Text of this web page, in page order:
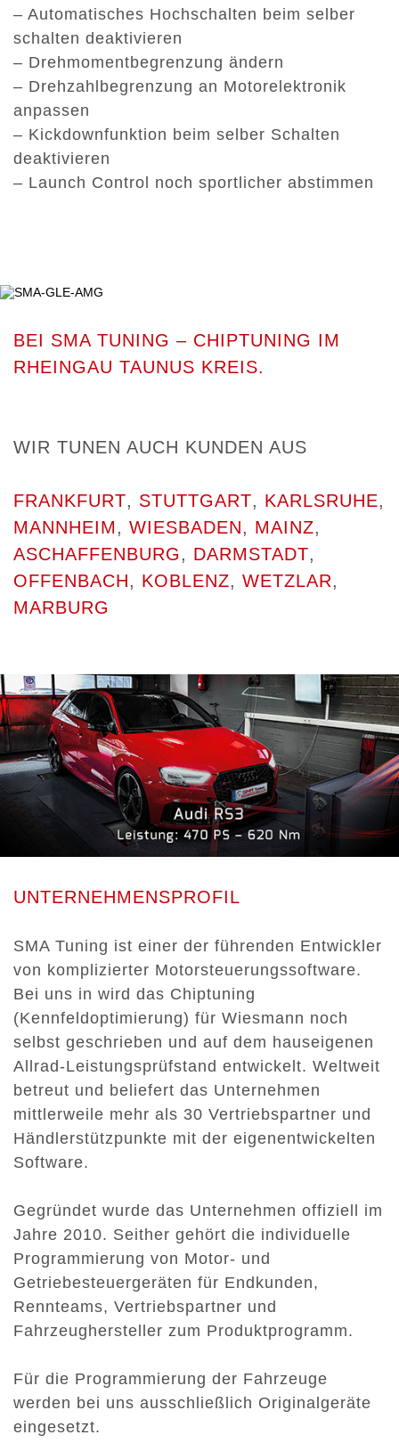
– Automatisches Hochschalten beim selber
schalten deaktivieren
– Drehmomentbegrenzung ändern
– Drehzahlbegrenzung an Motorelektronik
anpassen
– Kickdownfunktion beim selber Schalten
deaktivieren
– Launch Control noch sportlicher abstimmen
BEI SMA TUNING – CHIPTUNING IM
RHEINGAU TAUNUS KREIS.
WIR TUNEN AUCH KUNDEN AUS
FRANKFURT, STUTTGART, KARLSRUHE,
MANNHEIM, WIESBADEN, MAINZ,
ASCHAFFENBURG, DARMSTADT,
OFFENBACH, KOBLENZ, WETZLAR,
MARBURG
UNTERNEHMENSPROFIL
SMA Tuning ist einer der führenden Entwickler
von komplizierter Motorsteuerungssoftware.
Bei uns in wird das Chiptuning
(Kennfeldoptimierung) für Wiesmann noch
selbst geschrieben und auf dem hauseigenen
Allrad-Leistungsprüfstand entwickelt. Weltweit
betreut und beliefert das Unternehmen
mittlerweile mehr als 30 Vertriebspartner und
Händlerstützpunkte mit der eigenentwickelten
Software.
Gegründet wurde das Unternehmen offiziell im
Jahre 2010. Seither gehört die individuelle
Programmierung von Motor- und
Getriebesteuergeräten für Endkunden,
Rennteams, Vertriebspartner und
Fahrzeughersteller zum Produktprogramm.
Für die Programmierung der Fahrzeuge
werden bei uns ausschließlich Originalgeräte
eingesetzt.